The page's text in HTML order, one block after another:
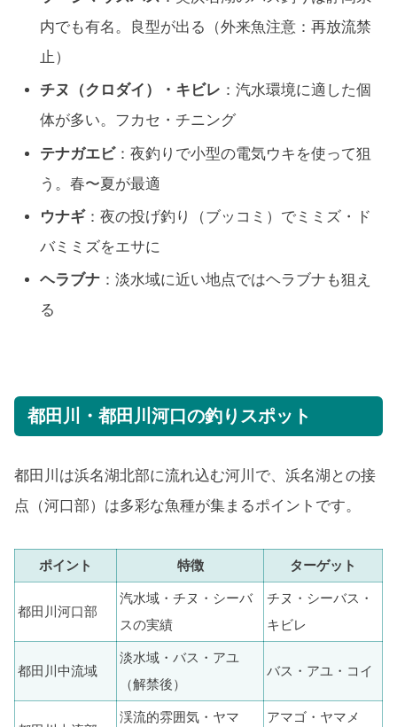
内でも有名。良型が出る（外来魚注意：再放流禁
止）
チヌ（クロダイ）・キビレ ：汽水環境に適した個
体が多い。フカセ・チニング
テナガエビ：夜釣りで小型の電気ウキを使って狙
う。春〜夏が最適
ウナギ：夜の投げ釣り（ブッコミ）でミミズ・ド
バミミズをエサに
ヘラブナ ：淡水域に近い地点ではヘラブナも狙え
る
都田川・都田川河口の釣りスポット
都田川は浜名湖北部に流れ込む河川で、浜名湖との接
点（河口部）は多彩な魚種が集まるポイントです。
ポイント 特徴 ターゲット
都田川河口部
汽水域・チヌ・シーバ
スの実績
チヌ・シーバス・
キビレ
都田川中流域
淡水域・バス・アユ
（解禁後）
バス・アユ・コイ
渓流的雰囲気・ヤマ
アマゴ・ヤマメ